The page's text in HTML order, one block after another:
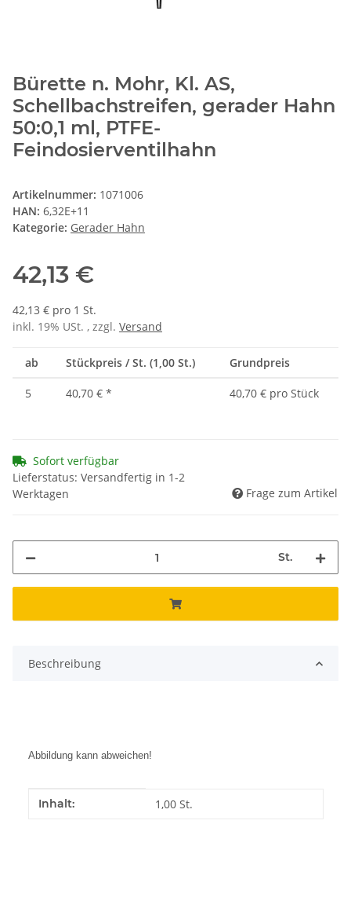
Bürette n. Mohr, Kl. AS,
Schellbachstreifen, gerader Hahn
50:0,1 ml, PTFE-
Feindosierventilhahn
Artikelnummer: 1071006
HAN: 6,32E+11
Kategorie: Gerader Hahn
42,13 €
42,13 € pro 1 St.
inkl. 19% USt. , zzgl. Versand
ab Stückpreis / St. (1,00 St.) Grundpreis
5 40,70 € * 40,70 € pro Stück
Sofort verfügbar
Lieferstatus: Versandfertig in 1-2
Werktagen
Frage zum Artikel
St.
Beschreibung
Abbildung kann abweichen!
Produkteigenschaft
Wert
Inhalt: 1,00 St.